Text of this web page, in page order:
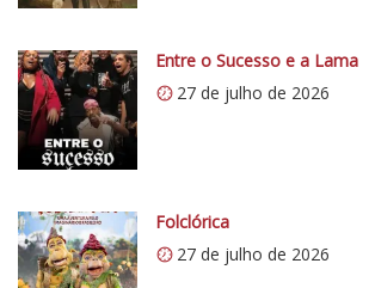
o
5
1
0
.
w
p
.
c
o
m
Entre o Sucesso e a Lama
27 de julho de 2026
Folclórica
27 de julho de 2026